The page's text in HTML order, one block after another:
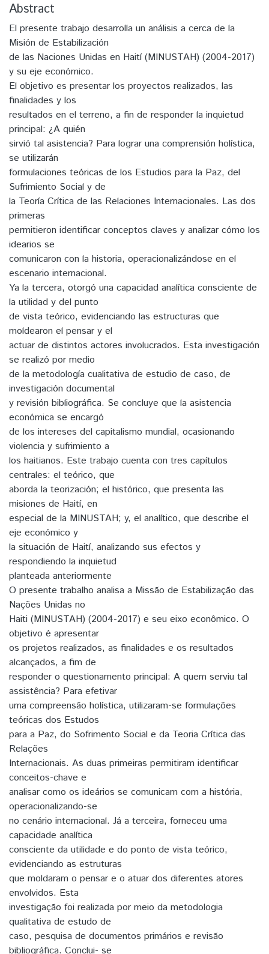
Abstract
El presente trabajo desarrolla un análisis a cerca de la
Misión de Estabilización
de las Naciones Unidas en Haití (MINUSTAH) (2004-2017)
y su eje económico.
El objetivo es presentar los proyectos realizados, las
finalidades y los
resultados en el terreno, a fin de responder la inquietud
principal: ¿A quién
sirvió tal asistencia? Para lograr una comprensión holística,
se utilizarán
formulaciones teóricas de los Estudios para la Paz, del
Sufrimiento Social y de
la Teoría Crítica de las Relaciones Internacionales. Las dos
primeras
permitieron identificar conceptos claves y analizar cómo los
idearios se
comunicaron con la historia, operacionalizándose en el
escenario internacional.
Ya la tercera, otorgó una capacidad analítica consciente de
la utilidad y del punto
de vista teórico, evidenciando las estructuras que
moldearon el pensar y el
actuar de distintos actores involucrados. Esta investigación
se realizó por medio
de la metodología cualitativa de estudio de caso, de
investigación documental
y revisión bibliográfica. Se concluye que la asistencia
económica se encargó
de los intereses del capitalismo mundial, ocasionando
violencia y sufrimiento a
los haitianos. Este trabajo cuenta con tres capítulos
centrales: el teórico, que
aborda la teorización; el histórico, que presenta las
misiones de Haití, en
especial de la MINUSTAH; y, el analítico, que describe el
eje económico y
la situación de Haití, analizando sus efectos y
respondiendo la inquietud
planteada anteriormente
O presente trabalho analisa a Missão de Estabilização das
Nações Unidas no
Haiti (MINUSTAH) (2004-2017) e seu eixo econômico. O
objetivo é apresentar
os projetos realizados, as finalidades e os resultados
alcançados, a fim de
responder o questionamento principal: A quem serviu tal
assistência? Para efetivar
uma compreensão holística, utilizaram-se formulações
teóricas dos Estudos
para a Paz, do Sofrimento Social e da Teoria Crítica das
Relações
Internacionais. As duas primeiras permitiram identificar
conceitos-chave e
analisar como os ideários se comunicam com a história,
operacionalizando-se
no cenário internacional. Já a terceira, forneceu uma
capacidade analítica
consciente da utilidade e do ponto de vista teórico,
evidenciando as estruturas
que moldaram o pensar e o atuar dos diferentes atores
envolvidos. Esta
investigação foi realizada por meio da metodologia
qualitativa de estudo de
caso, pesquisa de documentos primários e revisão
bibliográfica. Conclui- se